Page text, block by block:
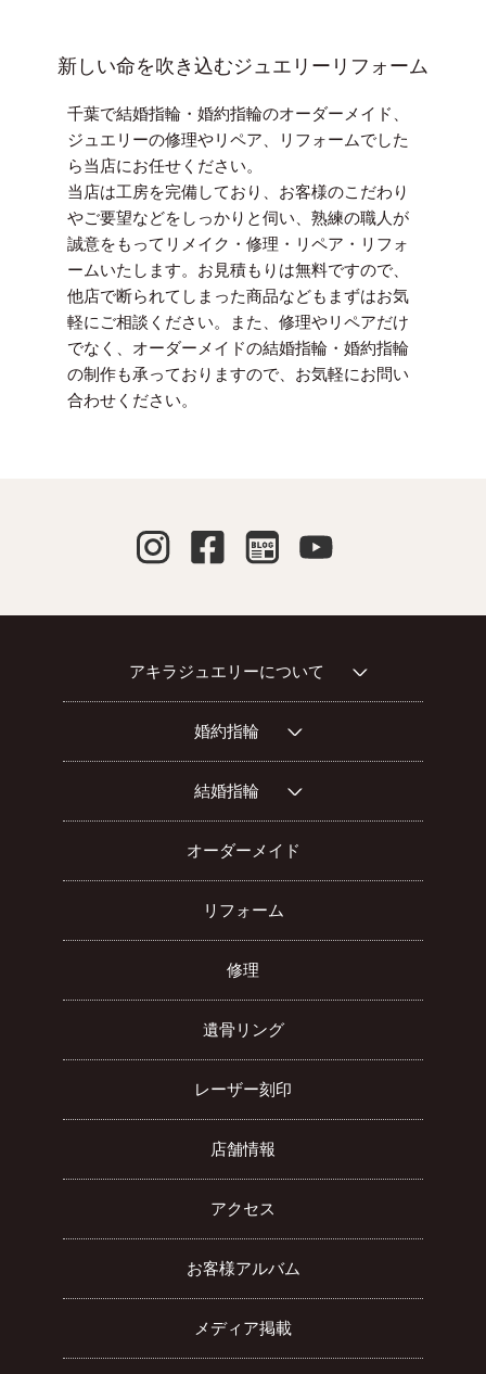
新しい命を吹き込むジュエリーリフォーム
千葉で結婚指輪・婚約指輪のオーダーメイド
ジュエリーの修理やリペア、リフォームでした
ら当店にお任せください。
当店は工房を完備しており、お客様のこだわり
やご要望などをしっかりと伺い、熟練の職人が
誠意をもってリメイク・修理・リペア・リフォ
ームいたします。お見積もりは無料ですので、
他店で断られてしまった商品などもまずはお気
軽にご相談ください。また、修理やリペアだけ
でなく、 オーダー メイドの結婚指輪・婚約指輪
の制作も承っておりますので、お気軽にお問い
合わせください。
アキラジュエリーについて
婚約指輪
結婚指輪
オーダーメイド
リフォーム
修理
遺骨リング
レーザー刻印
店舗情報
アクセス
お客様アルバム
メディア掲載